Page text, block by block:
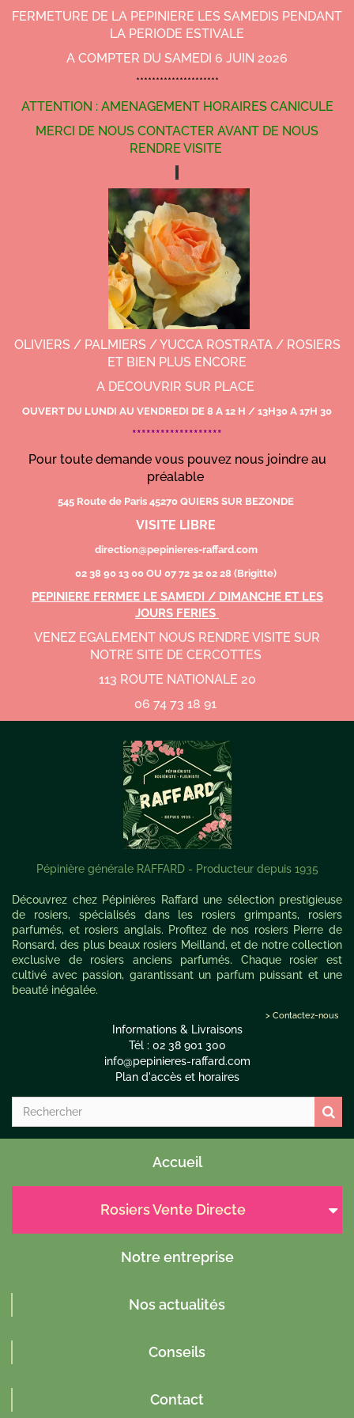
FERMETURE DE LA PEPINIERE LES SAMEDIS PENDANT
LA PERIODE ESTIVALE
A COMPTER DU SAMEDI 6 JUIN 2026
*********************
ATTENTION : AMENAGEMENT HORAIRES CANICULE
MERCI DE NOUS CONTACTER AVANT DE NOUS
RENDRE VISITE
OLIVIERS / PALMIERS / YUCCA ROSTRATA / ROSIERS
ET BIEN PLUS ENCORE
A DECOUVRIR SUR PLACE
OUVERT DU LUNDI AU VENDREDI DE 8 A 12 H / 13H30 A 17H 30
*******************
Pour toute demande vous pouvez nous joindre au
préalable
545 Route de Paris 45270 QUIERS SUR BEZONDE
VISITE LIBRE
direction@pepinieres-raffard.com
02 38 90 13 00 OU 07 72 32 02 28 (Brigitte)
PEPINIERE FERMEE LE SAMEDI / DIMANCHE ET LES
JOURS FERIES
VENEZ EGALEMENT NOUS RENDRE VISITE SUR
NOTRE SITE DE CERCOTTES
113 ROUTE NATIONALE 20
06 74 73 18 91
Pépinière générale RAFFARD - Producteur depuis 1935
Découvrez chez Pépinières Raffard une sélection prestigieuse
de rosiers, spécialisés dans les rosiers grimpants, rosiers
parfumés, et rosiers anglais. Profitez de nos rosiers Pierre de
Ronsard, des plus beaux rosiers Meilland, et de notre collection
exclusive de rosiers anciens parfumés. Chaque rosier est
cultivé avec passion, garantissant un parfum puissant et une
beauté inégalée.
> Contactez-nous
Informations & Livraisons
Tél : 02 38 901 300
info@pepinieres-raffard.com
Plan d'accès et horaires
Accueil
Rosiers Vente Directe
Notre entreprise
Nos actualités
Conseils
Contact